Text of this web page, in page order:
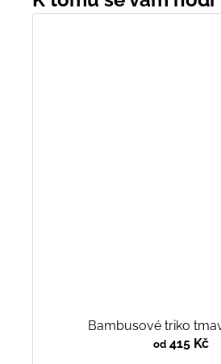
Bambusové triko
od415 Kč